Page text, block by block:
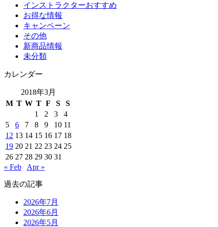
インストラクターおすすめ
お得な情報
キャンペーン
その他
新商品情報
未分類
カレンダー
2018年3月
M T W T F S
S
1
2 3
4
5
6 7 8 9 10 11
12 13 14 15 16 17 18
19 20 21 22 23 24 25
26 27 28 29 30 31
« Feb
Apr »
過去の記事
2026年7月
2026年6月
2026年5月